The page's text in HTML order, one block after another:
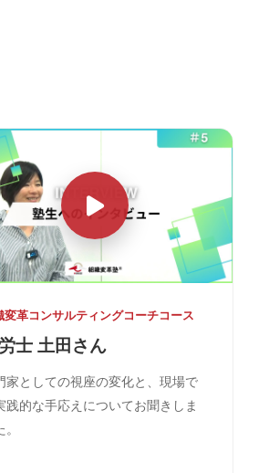
変革コンサルティングコーチコース
士 土田さん
家としての視座の変化と、現場で
践的な手応えについてお聞きしま